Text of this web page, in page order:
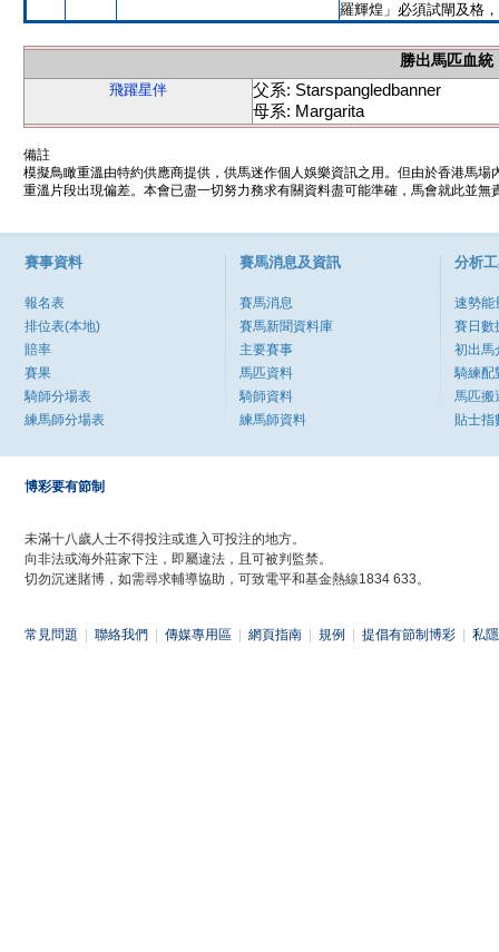
羅輝煌」必須試閘及格
勝出馬匹血統
飛躍星伴
父系: Starspangledbanner
母系: Margarita
備註
模擬鳥瞰重溫由特約供應商提供，供馬迷作個人娛樂資訊之用。但由於香港馬
重溫片段出現偏差。本會已盡一切努力務求有關資料盡可能準確，馬會就此並
賽事資料
報名表
排位表(本地)
賠率
賽果
騎師分場表
練馬師分場表
賽馬消息及資訊
賽馬消息
賽馬新聞資料庫
主要賽事
馬匹資料
騎師資料
練馬師資料
分析
速勢能
賽日數
初出馬
騎練配
馬匹搬
貼士指
博彩要有節制
未滿十八歲人士不得投注或進入可投注的地方。
向非法或海外莊家下注，即屬違法，且可被判監禁。
切勿沉迷賭博，如需尋求輔導協助，可致電平和基金熱線1834 633。
常見問題 聯絡我們 傳媒專用區 網頁指南 規例 提倡有節制博彩 私